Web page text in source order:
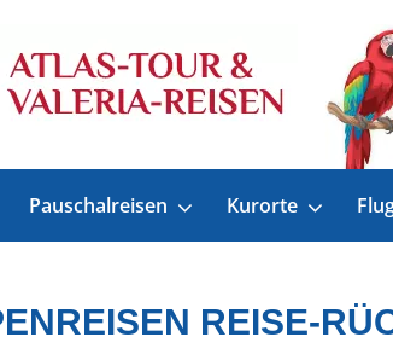
Pauschalreisen Kurorte
REISE-